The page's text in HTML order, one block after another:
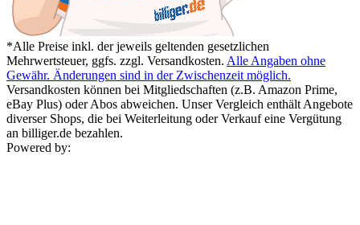
*Alle Preise inkl. der jeweils geltenden gesetzlichen
Mehrwertsteuer, ggfs. zzgl. Versandkosten. Alle Angaben ohne
Gewähr. Änderungen sind in der Zwischenzeit möglich.
Versandkosten können bei Mitgliedschaften (z.B. Amazon Prime,
eBay Plus) oder Abos abweichen. Unser Vergleich enthält Angebote
diverser Shops, die bei Weiterleitung oder Verkauf eine Vergütung
an billiger.de bezahlen.
Powered by: